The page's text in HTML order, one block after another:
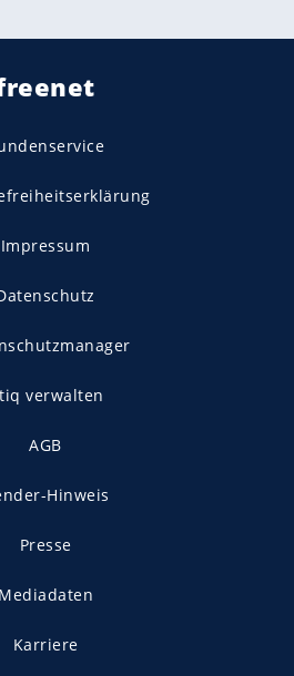
Impressum
verwalten
AGB
Hinweis
Presse
Mediadaten
Karriere